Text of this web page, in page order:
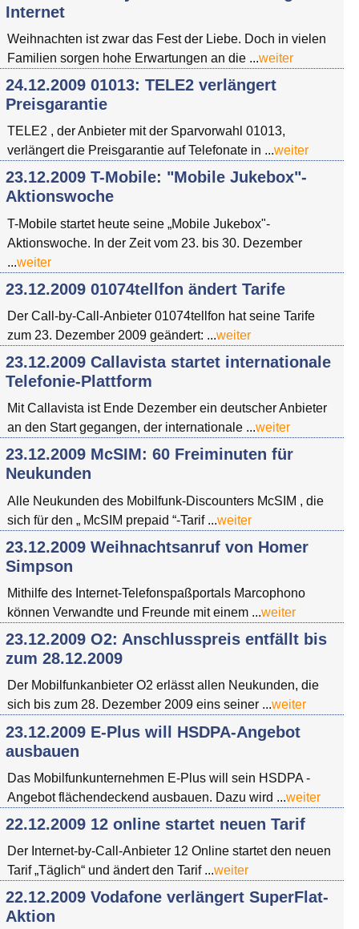
Internet
Weihnachten ist zwar das Fest der Liebe. Doch in vielen
Familien sorgen hohe Erwartungen an die ...weiter
24.12.2009 01013: TELE2 verlängert
Preisgarantie
TELE2 , der Anbieter mit der Sparvorwahl 01013,
verlängert die Preisgarantie auf Telefonate in ...weiter
23.12.2009 T-Mobile: "Mobile Jukebox"-
Aktionswoche
T-Mobile startet heute seine „Mobile Jukebox"-
Aktionswoche. In der Zeit vom 23. bis 30. Dezember
...weiter
23.12.2009 01074tellfon ändert Tarife
Der Call-by-Call-Anbieter 01074tellfon hat seine Tarife
zum 23. Dezember 2009 geändert: ...weiter
23.12.2009 Callavista startet internationale
Telefonie-Plattform
Mit Callavista ist Ende Dezember ein deutscher Anbieter
an den Start gegangen, der internationale ...weiter
23.12.2009 McSIM: 60 Freiminuten für
Neukunden
Alle Neukunden des Mobilfunk-Discounters McSIM , die
sich für den „ McSIM prepaid “-Tarif ...weiter
23.12.2009 Weihnachtsanruf von Homer
Simpson
Mithilfe des Internet-Telefonspaßportals Marcophono
können Verwandte und Freunde mit einem ...weiter
23.12.2009 O2: Anschlusspreis entfällt bis
zum 28.12.2009
Der Mobilfunkanbieter O2 erlässt allen Neukunden, die
sich bis zum 28. Dezember 2009 eins seiner ...weiter
23.12.2009 E-Plus will HSDPA-Angebot
ausbauen
Das Mobilfunkunternehmen E-Plus will sein HSDPA -
Angebot flächendeckend ausbauen. Dazu wird ...weiter
22.12.2009 12 online startet neuen Tarif
Der Internet-by-Call-Anbieter 12 Online startet den neuen
Tarif „Täglich“ und ändert den Tarif ...weiter
22.12.2009 Vodafone verlängert SuperFlat-
Aktion